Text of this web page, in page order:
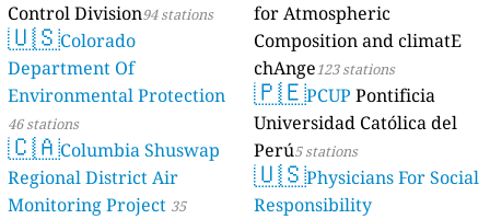
Control Division94 stations
🇺🇸Colorado
Department Of
Environmental Protection
46 stations
🇨🇦Columbia Shuswap
Regional District Air
Monitoring Project 35
for Atmospheric
Composition and climatE
chAnge123 stations
🇵🇪PCUP Pontificia
Universidad Católica del
Perú5 stations
🇺🇸Physicians For Social
Responsibility